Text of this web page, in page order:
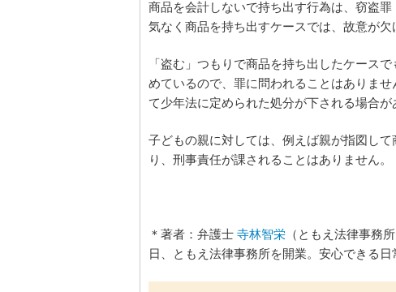
商品を会計しないで持ち出す行為は、窃盗
気なく商品を持ち出すケースでは、故意が
「盗む」つもりで商品を持ち出したケース
めているので、罪に問われることはありま
て少年法に定められた処分が下される場合が
子どもの親に対しては、例えば親が指図し
り、刑事責任が課されることはありません。
＊著者：弁護士 寺林智栄 （ともえ法律事務
日、ともえ法律事務所を開業。安心できる